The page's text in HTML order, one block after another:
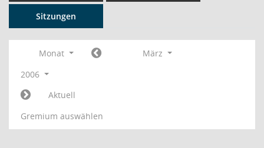
Sitzungen
Monat
März
2006
Aktuell
Gremium auswählen